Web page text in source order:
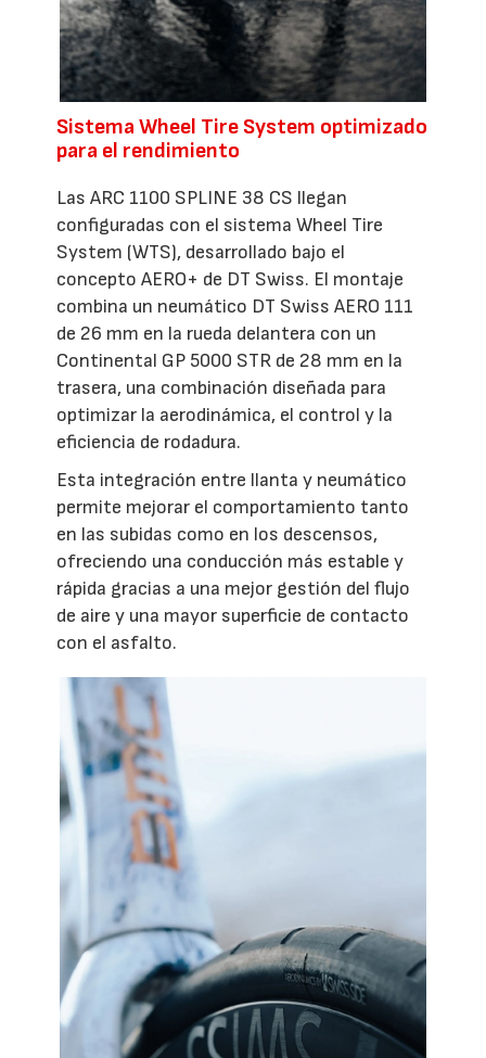
Sistema Wheel Tire System optimizado
para el rendimiento
Las ARC 1100 SPLINE 38 CS llegan
configuradas con el sistema Wheel Tire
System (WTS), desarrollado bajo el
concepto AERO+ de DT Swiss. El montaje
combina un neumático DT Swiss AERO 111
de 26 mm en la rueda delantera con un
Continental GP 5000 STR de 28 mm en la
trasera, una combinación diseñada para
optimizar la aerodinámica, el control y la
eficiencia de rodadura.
Esta integración entre llanta y neumático
permite mejorar el comportamiento tanto
en las subidas como en los descensos,
ofreciendo una conducción más estable y
rápida gracias a una mejor gestión del flujo
de aire y una mayor superficie de contacto
con el asfalto.